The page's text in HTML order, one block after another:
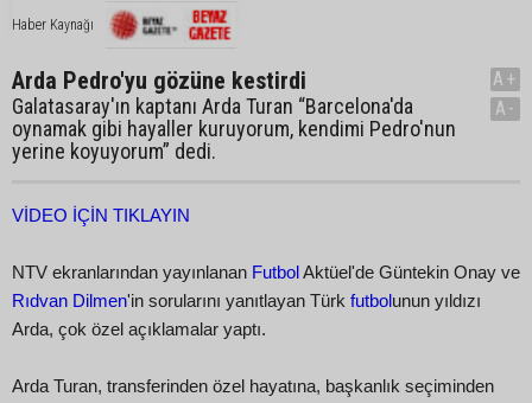
Haber Kaynağı
Arda Pedro'yu gözüne kestirdi
Galatasaray'ın kaptanı Arda Turan “Barcelona'da
oynamak gibi hayaller kuruyorum, kendimi Pedro'nun
yerine koyuyorum” dedi.
A+
A-
VİDEO İÇİN TIKLAYIN
NTV ekranlarından yayınlanan FutbolAktüel'de Güntekin Onay ve
Rıdvan Dilmen'in sorularını yanıtlayan Türk futbolunun yıldızı
Arda, çok özel açıklamalar yaptı.
Arda Turan, transferinden özel hayatına, başkanlık seçiminden